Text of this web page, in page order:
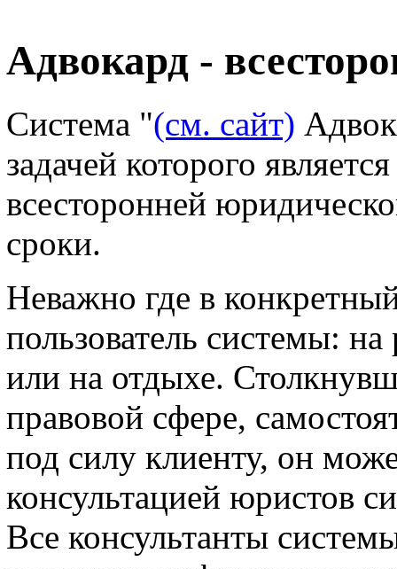
Адвокард -
Система "(см. сайт)
задачей которого
всесторонней
сроки.
Неважно где в
пользователь системы:
или на отдыхе.
правовой сфере,
под силу клиенту, он
консультацией юристов
Все консультанты